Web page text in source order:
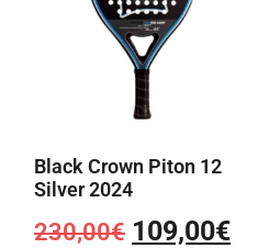
Black Crown Piton 12
Silver 2024
230,00€ 109,00€